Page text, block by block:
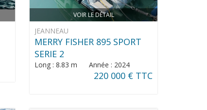
VOIR LE DÉTAIL
JEANNEAU
MERRY FISHER 895 SPORT
SERIE 2
Long : 8.83 m Année : 2024
220 000 € TTC